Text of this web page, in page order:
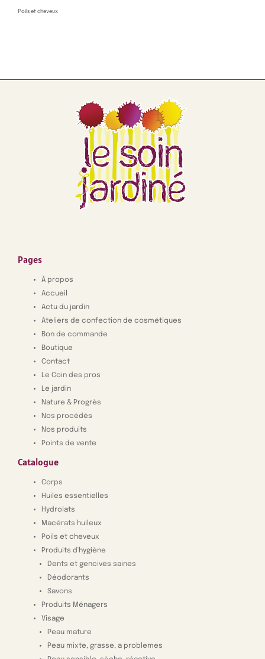
Poils et cheveux
Pages
À propos
Accueil
Actu du jardin
Ateliers de confection de cosmétiques
Bon de commande
Boutique
Contact
Le Coin des pros
Le jardin
Nature & Progrès
Nos procédés
Nos produits
Points de vente
Catalogue
Corps
Huiles essentielles
Hydrolats
Macérats huileux
Poils et cheveux
Produits d'hygiène
Dents et gencives saines
Déodorants
Savons
Produits Ménagers
Visage
Peau mature
Peau mixte, grasse, a problemes